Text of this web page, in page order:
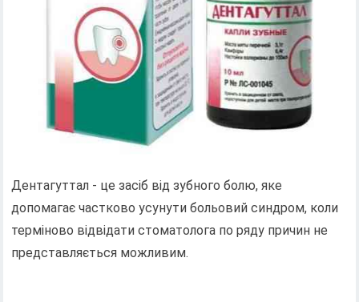
Дентагуттал - це засіб від зубного болю, яке
допомагає частково усунути больовий синдром, коли
терміново відвідати стоматолога по ряду причин не
представляється можливим.